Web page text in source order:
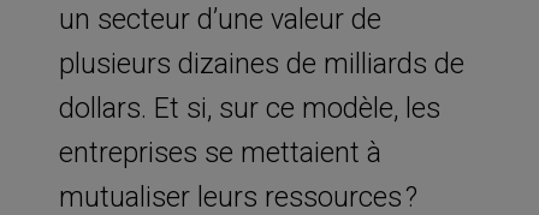
un secteur d’une valeur de
plusieurs dizaines de milliards de
dollars. Et si, sur ce modèle, les
entreprises se mettaient à
mutualiser leurs ressources ?